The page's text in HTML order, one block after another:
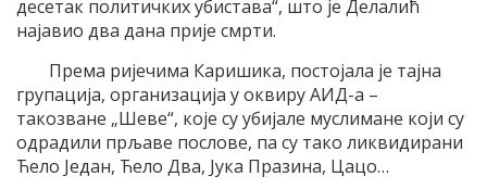
десетак политичких убистава“, што је Делалић
најавио два дана прије смрти.
Према ријечима Каришика, постојала је тајна
групација, организација у оквиру АИД-а –
такозване „Шеве“, које су убијале муслимане који су
одрадили прљаве послове, па су тако ликвидирани
Ћело Један, Ћело Два, Јука Празина, Цацо…